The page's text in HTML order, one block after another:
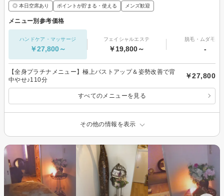
◎ 本日空席あり ポイントが貯まる・使える メンズ歓迎
メニュー別参考価格
ハンドケア・マッサージ
￥27,800～
フェイシャルエステ
￥19,800～
脱毛・ムダ毛処
-
【全身プラチナメニュー】極上バストアップ＆姿勢改善で背
中やせ♪110分
￥27,800
すべてのメニューを見る
その他の情報を表示